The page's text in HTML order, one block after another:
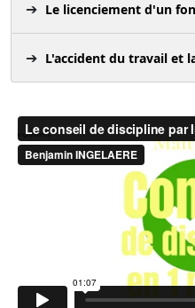
Le licenciement d'un
L'accident du travail et